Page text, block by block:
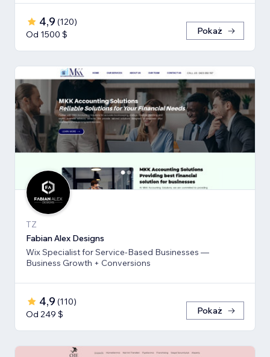
4,9 (120)
Od 1500 $
Pokaż
TZ
Fabian Alex Designs
Wix Specialist for Service-Based Businesses —
Business Growth + Conversions
4,9 (110)
Od 249 $
Pokaż